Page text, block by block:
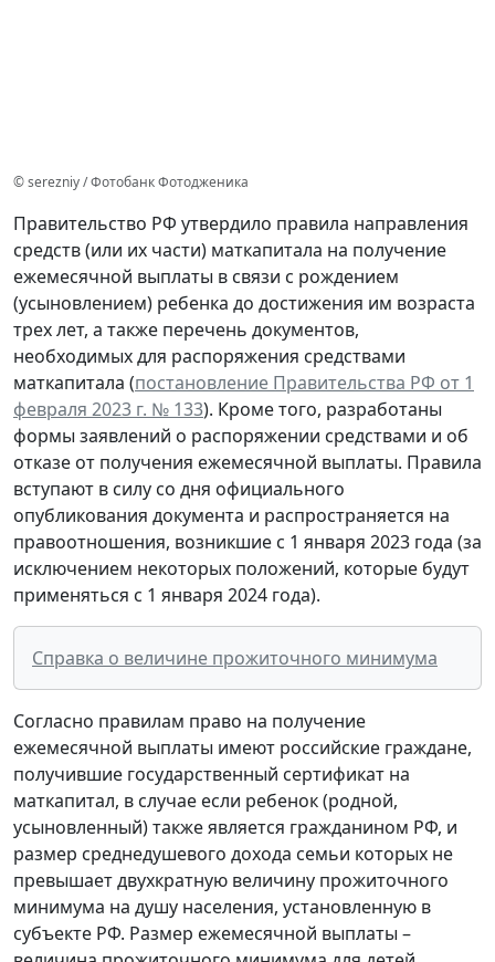
© serezniy / Фотобанк Фотодженика
Правительство РФ утвердило правила направления
средств (или их части) маткапитала на получение
ежемесячной выплаты в связи с рождением
(усыновлением) ребенка до достижения им возраста
трех лет, а также перечень документов,
необходимых для распоряжения средствами
маткапитала (постановление Правительства РФ от 1
февраля 2023 г. № 133). Кроме того, разработаны
формы заявлений о распоряжении средствами и об
отказе от получения ежемесячной выплаты. Правила
вступают в силу со дня официального
опубликования документа и распространяется на
правоотношения, возникшие с 1 января 2023 года (за
исключением некоторых положений, которые будут
применяться с 1 января 2024 года).
Справка о величине прожиточного минимума
Согласно правилам право на получение
ежемесячной выплаты имеют российские граждане,
получившие государственный сертификат на
маткапитал, в случае если ребенок (родной,
усыновленный) также является гражданином РФ, и
размер среднедушевого дохода семьи которых не
превышает двухкратную величину прожиточного
минимума на душу населения, установленную в
субъекте РФ. Размер ежемесячной выплаты –